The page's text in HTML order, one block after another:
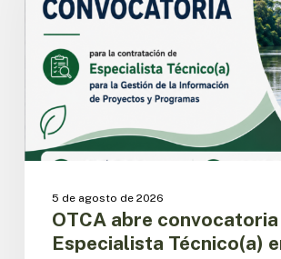
Especialista
Gestión
Información
de
Programas
5 de agosto de 2026
OTCA abre
Especialista Técnico(a)